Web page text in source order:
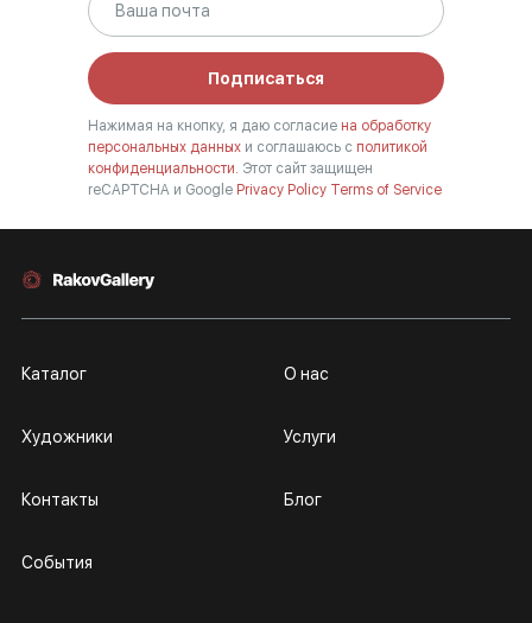
Подписаться
Нажимая на кнопку, я даю согласие на обработку
персональных данных и соглашаюсь с политикой
конфиденциальности. Этот сайт защищен
reCAPTCHA и Google Privacy Policy Terms of Service
Каталог
Художники
Контакты
События
О нас
Услуги
Блог